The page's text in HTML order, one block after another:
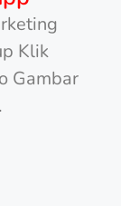
Klik
Gambar